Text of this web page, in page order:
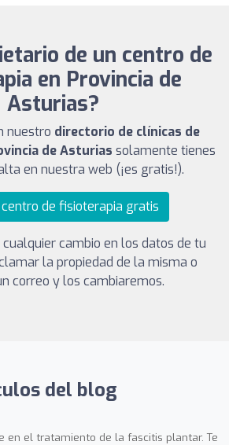
de un centro de
en Provincia de
Asturias?
nuestro directorio de clínicas de
de Asturias solamente tienes
en nuestra web (¡es gratis!).
de fisioterapia gratis
cambio en los datos de tu
la propiedad de la misma o
correo y los cambiaremos.
del blog
en el tratamiento de la fascitis plantar. Te